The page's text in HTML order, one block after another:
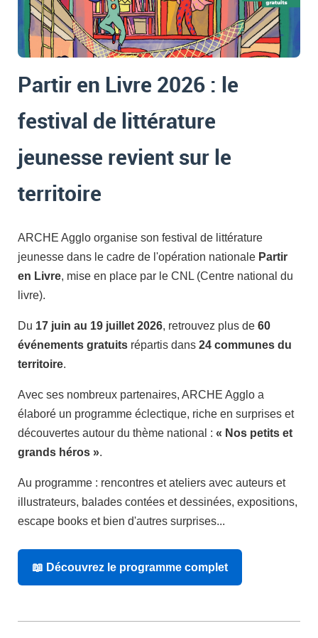
Partir en Livre 2026 : le
festival de littérature
jeunesse revient sur le
territoire
ARCHE Agglo organise son festival de littérature
jeunesse dans le cadre de l'opération nationale Partir
en Livre, mise en place par le CNL (Centre national du
livre).
Du 17 juin au 19 juillet 2026, retrouvez plus de 60
événements gratuits répartis dans 24 communes du
territoire.
Avec ses nombreux partenaires, ARCHE Agglo a
élaboré un programme éclectique, riche en surprises et
découvertes autour du thème national : « Nos petits et
grands héros ».
Au programme : rencontres et ateliers avec auteurs et
illustrateurs, balades contées et dessinées, expositions,
escape books et bien d'autres surprises...
📖 Découvrez le programme complet